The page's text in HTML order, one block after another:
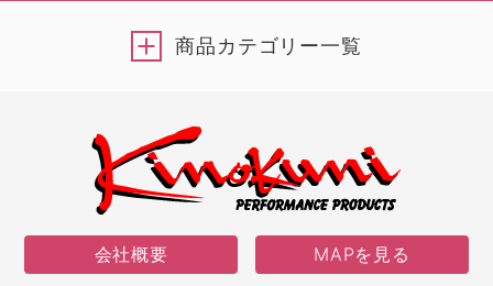
商品カテゴリー一覧
会社概要 MAPを見る